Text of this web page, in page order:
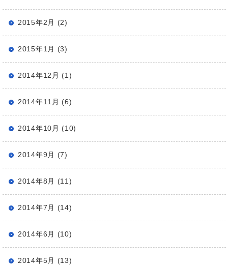
2015年2月 (2)
2015年1月 (3)
2014年12月 (1)
2014年11月 (6)
2014年10月 (10)
2014年9月 (7)
2014年8月 (11)
2014年7月 (14)
2014年6月 (10)
2014年5月 (13)